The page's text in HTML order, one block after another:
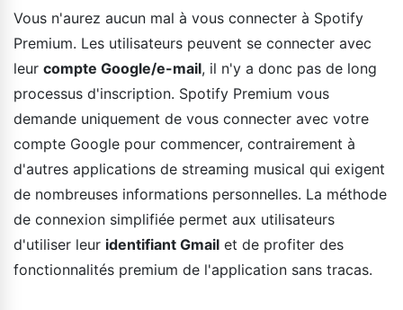
Vous n'aurez aucun mal à vous connecter à Spotify
Premium. Les utilisateurs peuvent se connecter avec
leur compte Google/e-mail, il n'y a donc pas de long
processus d'inscription. Spotify Premium vous
demande uniquement de vous connecter avec votre
compte Google pour commencer, contrairement à
d'autres applications de streaming musical qui exigent
de nombreuses informations personnelles. La méthode
de connexion simplifiée permet aux utilisateurs
d'utiliser leur identifiant Gmail et de profiter des
fonctionnalités premium de l'application sans tracas.